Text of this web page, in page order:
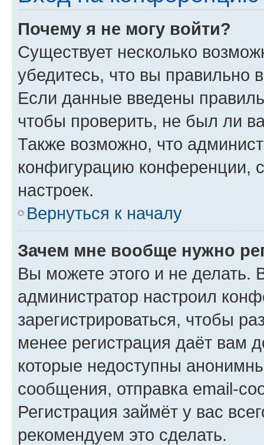
Почему я не могу войти?
Существует несколько
убедитесь, что вы правильно
Если данные введены
чтобы проверить, не был ли
Также возможно, что
конфигурацию конференции,
настроек.
Вернуться к началу
Зачем мне вообще нужно
Вы можете этого и не делать.
администратор настроил
зарегистрироваться, чтобы
менее регистрация даёт вам
которые недоступны
сообщения, отправка email-
Регистрация займёт у вас
рекомендуем это сделать.